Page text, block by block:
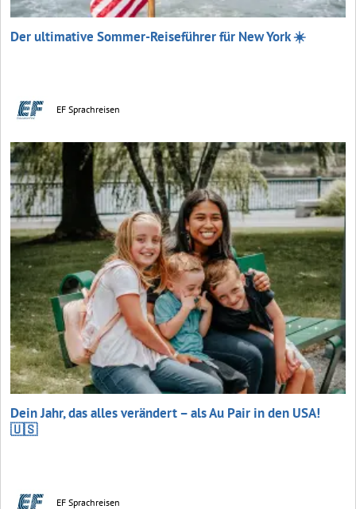
Der ultimative Sommer-Reiseführer für New York ☀️
EF Sprachreisen
Dein Jahr, das alles verändert – als Au Pair in den USA!
🇺🇸
EF Sprachreisen